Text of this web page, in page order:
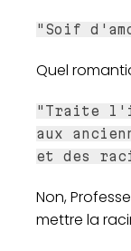
"Soif
Quel
"Traite
aux
et des
Non,
mettre la